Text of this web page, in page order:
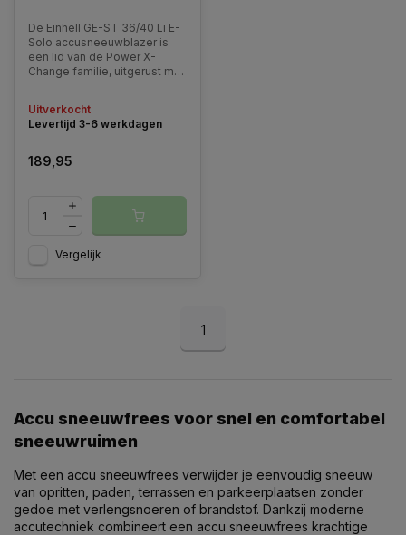
De Einhell GE-ST 36/40 Li E-
Solo accusneeuwblazer is
een lid van de Power X-
Change familie, uitgerust met
koolborstelloze motor,
individueel instelbaar door
Uitverkocht
Levertijd 3-6 werkdagen
189,95
Vergelijk
1
Accu sneeuwfrees voor snel en comfortabel
sneeuwruimen
Met een accu sneeuwfrees verwijder je eenvoudig sneeuw
van opritten, paden, terrassen en parkeerplaatsen zonder
gedoe met verlengsnoeren of brandstof. Dankzij moderne
accutechniek combineert een accu sneeuwfrees krachtige